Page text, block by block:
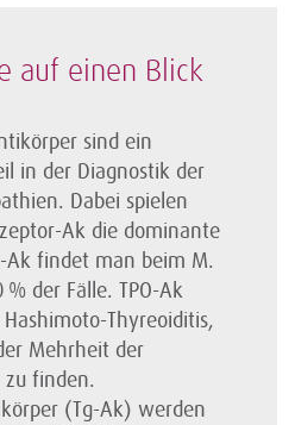
auf einen Blick
sind ein
in der Diagnostik der
Dabei spielen
Ak die dominante
Ak findet man beim M.
der Fälle. TPO-Ak
Thyreoiditis,
Mehrheit der
zu finden.
(Tg-Ak) werden